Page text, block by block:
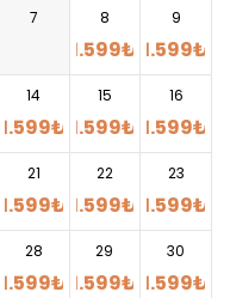
7 8
1.599₺
9
1.599₺
14
1.599₺
15
1.599₺
16
1.599₺
21
1.599₺
22
1.599₺
23
1.599₺
28
1.599₺
29
1.599₺
30
1.599₺